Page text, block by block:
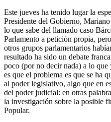
Este jueves ha tenido lugar la
Presidente del Gobierno,
lo que sabe del llamado caso
Parlamento a petición propia,
otros grupos parlamentarios
resultado ha sido un debate
poco (por no decir nada) a lo
es que el problema es que se ha
al poder legislativo, algo que en
del poder judicial: en otras
la investigación sobre la posible
Popular.